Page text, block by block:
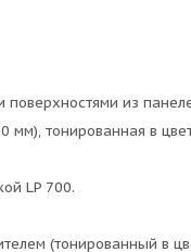
из
тонированная в
LP 700.
(тонированный в